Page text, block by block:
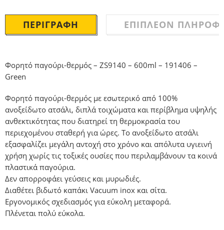
ΠΕΡΙΓΡΑΦΉ ΕΠΙΠΛΈΟΝ
Φορητό παγούρι-θερμός – ZS9140 – 600ml – 191406 –
Green
Φορητό παγούρι-θερμός με εσωτερικό από 100%
ανοξείδωτο ατσάλι, διπλά τοιχώματα και περίβλημα υψηλής
ανθεκτικότητας που διατηρεί τη θερμοκρασία του
περιεχομένου σταθερή για ώρες. Το ανοξείδωτο ατσάλι
εξασφαλίζει μεγάλη αντοχή στο χρόνο και απόλυτα υγιεινή
χρήση χωρίς τις τοξικές ουσίες που περιλαμβάνουν τα κοινά
πλαστικά παγούρια.
Δεν απορροφάει γεύσεις και μυρωδιές.
Διαθέτει βιδωτό καπάκι Vacuum inox και σίτα.
Εργονομικός σχεδιασμός για εύκολη μεταφορά.
Πλένεται πολύ εύκολα.